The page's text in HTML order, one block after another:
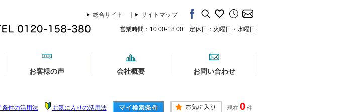
総合サイト
サイトマップ
営業時間：10:00-18:00 定休日：火曜日・水曜日
お客様の声 会社概要 お問い合わせ
条件の活用法 お気に入りの活用法 現在 0 件